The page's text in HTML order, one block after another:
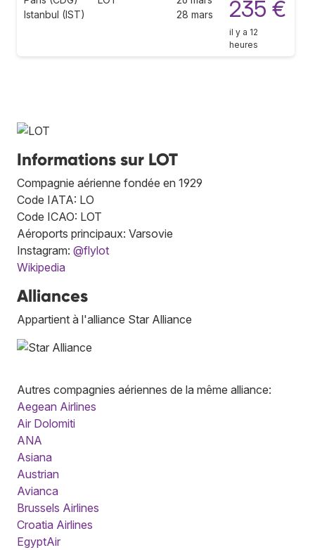
Istanbul (IST)
28 mars
235 €
il y a 12
heures
Informations sur LOT
Compagnie aérienne fondée en 1929
Code IATA: LO
Code ICAO: LOT
Aéroports principaux: Varsovie
Instagram: @flylot
Wikipedia
Alliances
Appartient à l'alliance Star Alliance
Autres compagnies aériennes de la même alliance:
Aegean Airlines
Air Dolomiti
ANA
Asiana
Austrian
Avianca
Brussels Airlines
Croatia Airlines
EgyptAir